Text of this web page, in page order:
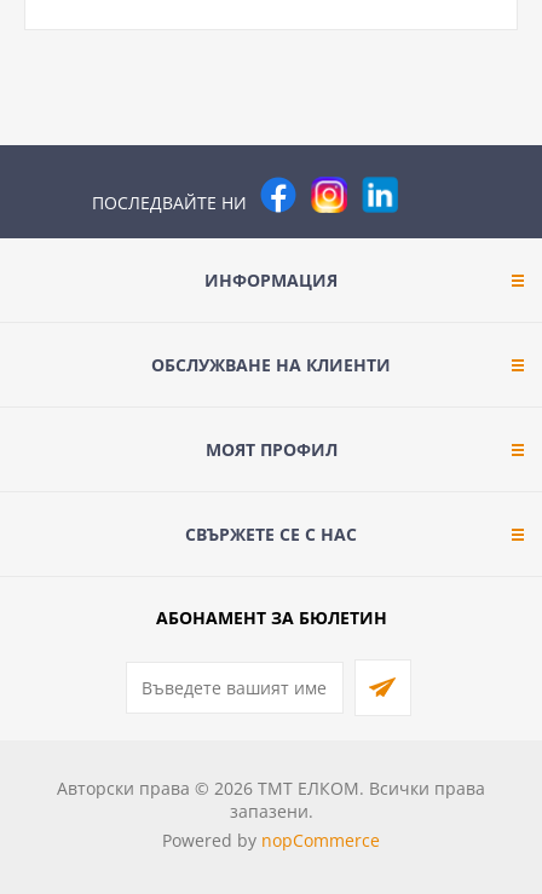
ПОСЛЕДВАЙТЕ НИ
ИНФОРМАЦИЯ
ОБСЛУЖВАНЕ НА КЛИЕНТИ
МОЯТ ПРОФИЛ
СВЪРЖЕТЕ СЕ С НАС
АБОНАМЕНТ ЗА БЮЛЕТИН
Авторски права © 2026 ТМТ ЕЛКОМ. Всички права
запазени.
Powered by nopCommerce